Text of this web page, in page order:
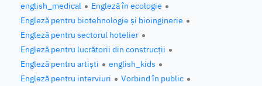
english_medical
Engleză în ecologie
Engleză pentru biotehnologie și bioinginerie
Engleză pentru sectorul hotelier
Engleză pentru lucrătorii din construcții
Engleză pentru artiști
english_kids
Engleză pentru interviuri
Vorbind în public